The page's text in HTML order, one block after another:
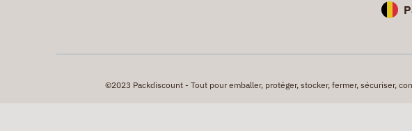
©2023 Packdiscount - Tout pour emballer, protéger, stocker, fermer, sécuriser,